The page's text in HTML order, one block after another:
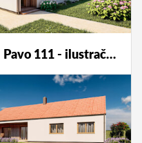
Pavo 111 - ilustrační foto